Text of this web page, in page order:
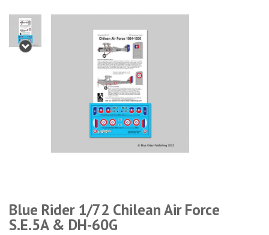
Blue Rider 1/72 Chilean Air Force
S.E.5A & DH-60G